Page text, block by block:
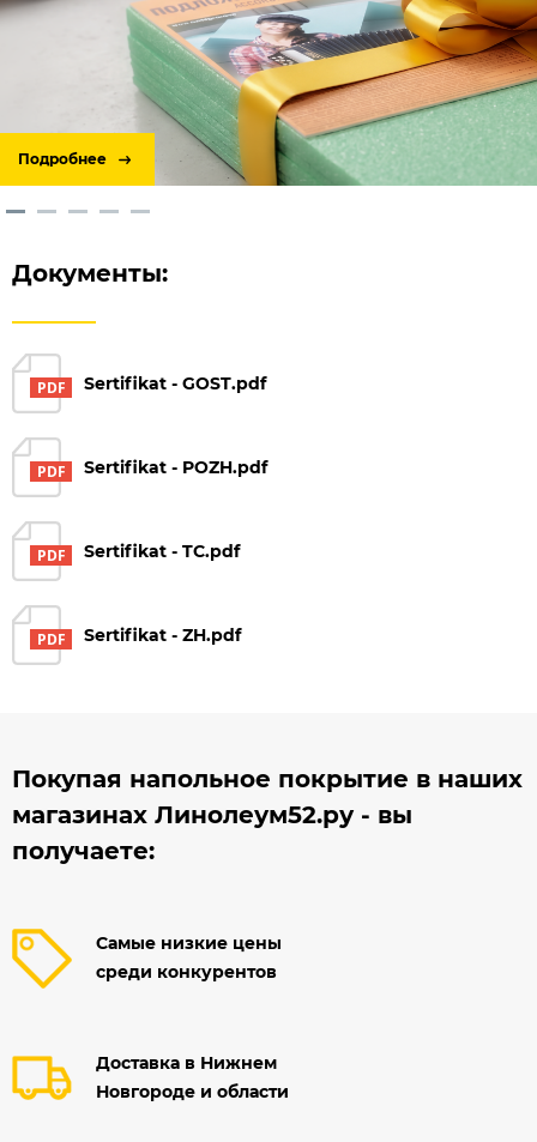
Подробнее
Документы:
Sertifikat - GOST.pdf
Sertifikat - POZH.pdf
Sertifikat - TC.pdf
Sertifikat - ZH.pdf
Покупая напольное покрытие в наших
магазинах Линолеум52.ру - вы
получаете:
Самые низкие цены
среди конкурентов
Доставка в Нижнем
Новгороде и области